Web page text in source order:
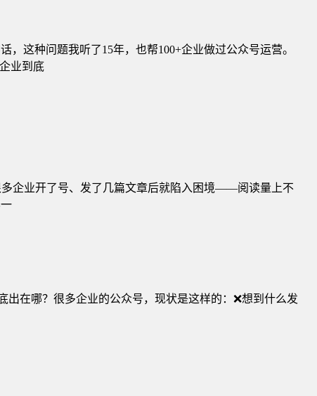
这种问题我听了15年，也帮100+企业做过公众号运营。
业到底
企业开了号、发了几篇文章后就陷入困境——阅读量上不
在哪？很多企业的公众号，现状是这样的：❌想到什么发